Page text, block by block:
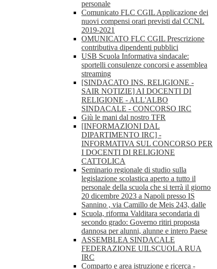
personale
Comunicato FLC CGIL Applicazione dei
nuovi compensi orari previsti dal CCNL
2019-2021
OMUNICATO FLC CGIL Prescrizione
contributiva dipendenti pubblici
USB Scuola Informativa sindacale:
sportelli consulenze concorsi e assemblea
streaming
[SINDACATO INS. RELIGIONE -
SAIR NOTIZIE] AI DOCENTI DI
RELIGIONE - ALL'ALBO
SINDACALE - CONCORSO IRC
Giù le mani dal nostro TFR
[INFORMAZIONI DAL
DIPARTIMENTO IRC] -
INFORMATIVA SUL CONCORSO PER
I DOCENTI DI RELIGIONE
CATTOLICA
Seminario regionale di studio sulla
legislazione scolastica aperto a tutto il
personale della scuola che si terrà il giorno
20 dicembre 2023 a Napoli presso IS
Sannino , via Camillo de Meis 243, dalle
Scuola, riforma Valditara secondaria di
secondo grado: Governo ritiri proposta
dannosa per alunni, alunne e intero Paese
ASSEMBLEA SINDACALE
FEDERAZIONE UILSCUOLA RUA
IRC
Comparto e area istruzione e ricerca -